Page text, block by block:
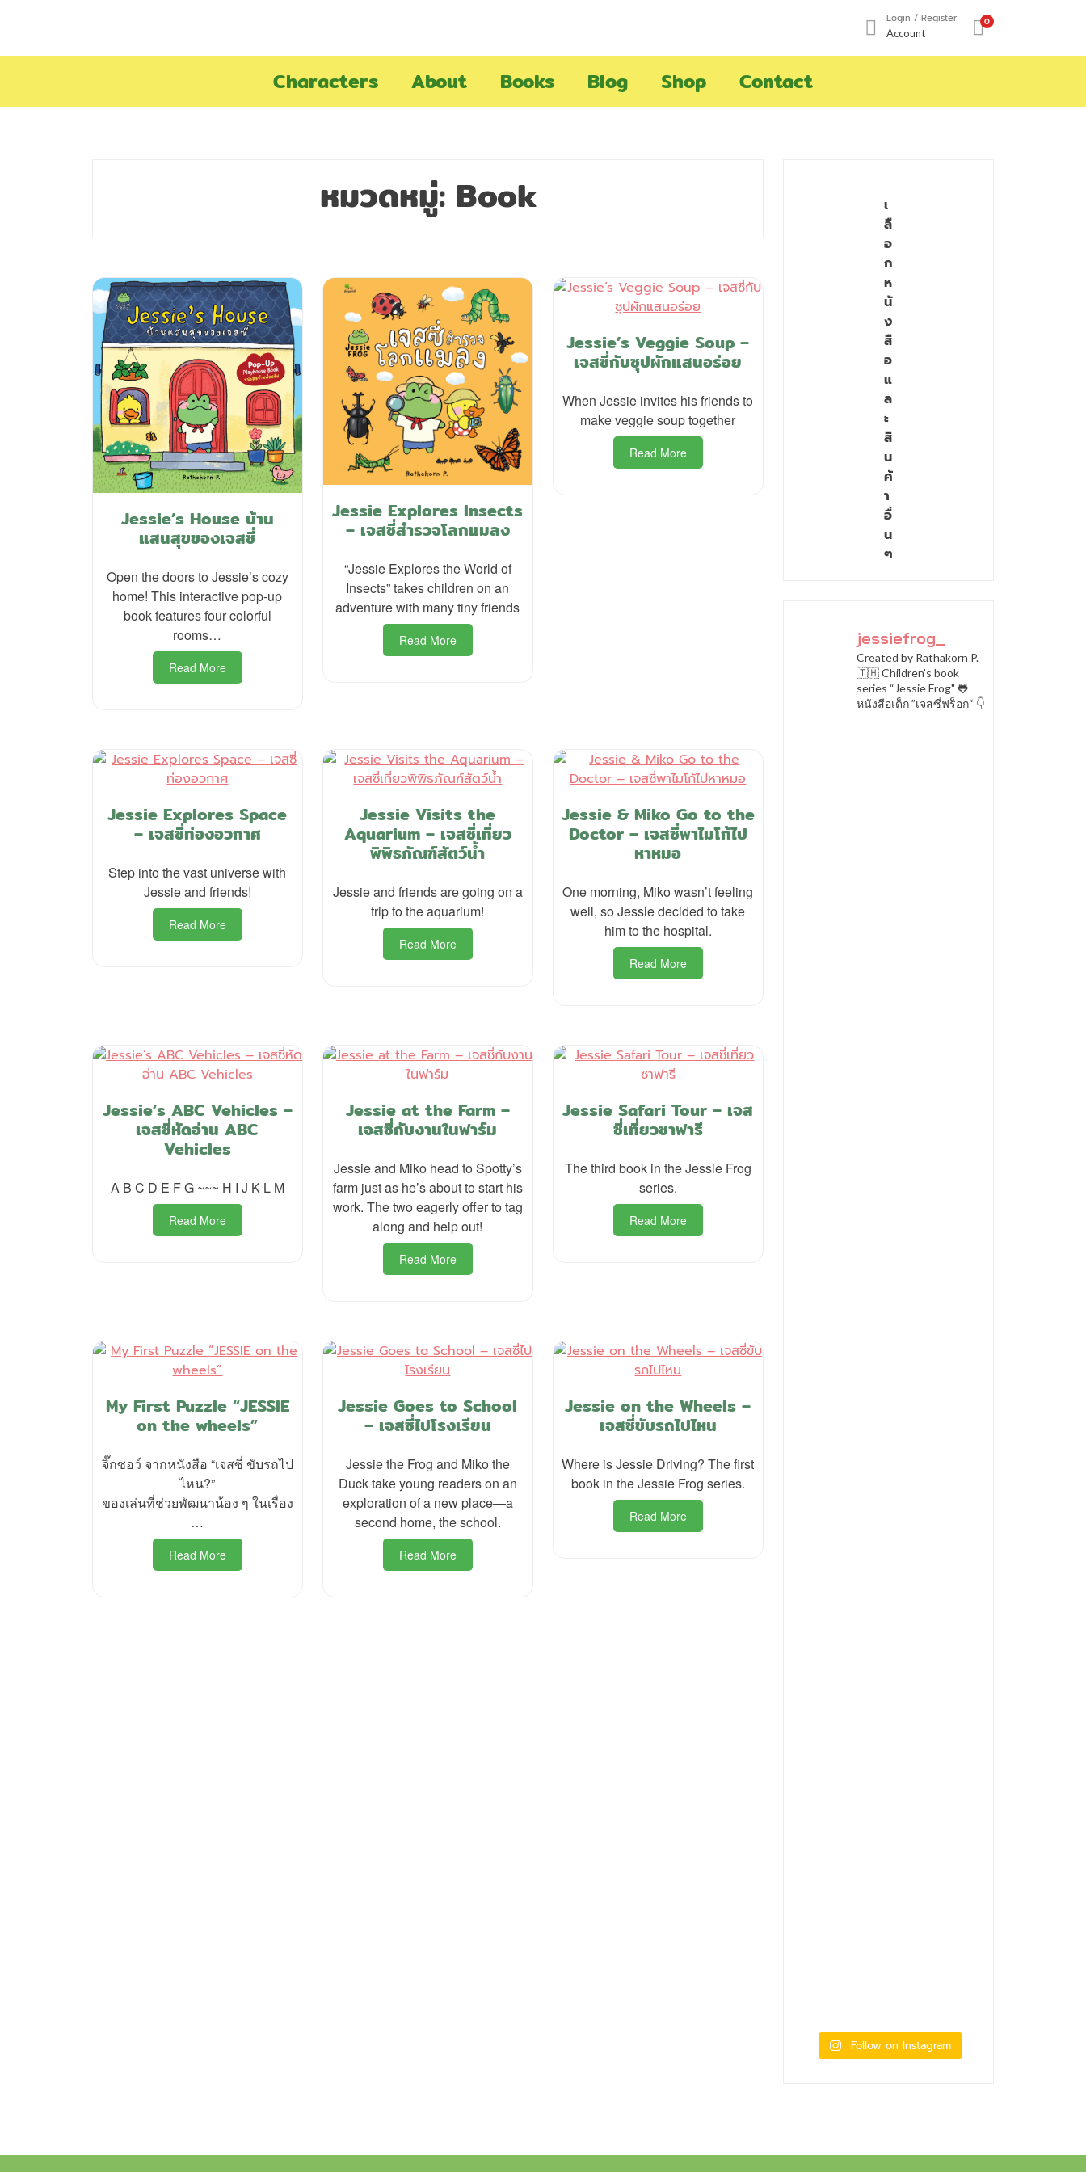
o
Login / Register
Account
0
Characters About Books Blog Shop Contact
หมวดหมู่: Book
Jessie’s House บ้าน
แสนสุขของเจสซี่
Open the doors to Jessie’s cozy
home! This interactive pop-up
book features four colorful
rooms…
Read More
Jessie Explores Insects
– เจสซี่สำรวจโลกแมลง
“Jessie Explores the World of
Insects” takes children on an
adventure with many tiny friends
Read More
Jessie’s Veggie Soup –
เจสซี่กับซุปผักแสนอร่อย
When Jessie invites his friends to
make veggie soup together
Read More
Jessie Explores Space
– เจสซี่ท่องอวกาศ
Step into the vast universe with
Jessie and friends!
Read More
Jessie Visits the
Aquarium – เจสซี่เที่ยว
พิพิธภัณฑ์สัตว์น้ำ
Jessie and friends are going on a
trip to the aquarium!
Read More
Jessie & Miko Go to the
Doctor – เจสซี่พาไมโก้ไป
หาหมอ
One morning, Miko wasn’t feeling
well, so Jessie decided to take
him to the hospital.
Read More
Jessie’s ABC Vehicles –
เจสซี่หัดอ่าน ABC
Vehicles
A B C D E F G ~~~ H I J K L M
Read More
Jessie at the Farm –
เจสซี่กับงานในฟาร์ม
Jessie and Miko head to Spotty’s
farm just as he’s about to start his
work. The two eagerly offer to tag
along and help out!
Read More
Jessie Safari Tour – เจส
ซี่เที่ยวซาฟารี
The third book in the Jessie Frog
series.
Read More
My First Puzzle “JESSIE
on the wheels”
จิ๊กซอว์ จากหนังสือ “เจสซี่ ขับรถไป
ไหน?”
ของเล่นที่ช่วยพัฒนาน้อง ๆ ในเรื่อง
…
Read More
Jessie Goes to School
– เจสซี่ไปโรงเรียน
Jessie the Frog and Miko the
Duck take young readers on an
exploration of a new place—a
second home, the school.
Read More
Jessie on the Wheels –
เจสซี่ขับรถไปไหน
Where is Jessie Driving? The first
book in the Jessie Frog series.
Read More
เ
ลื
อ
ก
ห
นั
ง
สื
อ
แ
ล
ะ
สิ
น
ค้
า
อื่
น
ๆ
jessiefrog_
Created by Rathakorn P.
🇹🇭Children's book
series “Jessie Frog" 🐸
หนังสือเด็ก ”เจสซี่ฟร็อก“ 👇
Follow on Instagram